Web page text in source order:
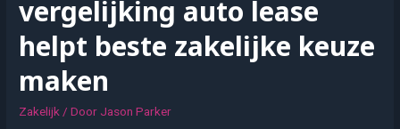
Europa:
Sloveense
schatten
vergelijking auto lease
helpt beste zakelijke keuze
maken
Zakelijk / Door Jason Parker